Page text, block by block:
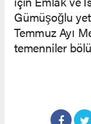
Gümüşoğlu
Temmuz Ayı
temenniler